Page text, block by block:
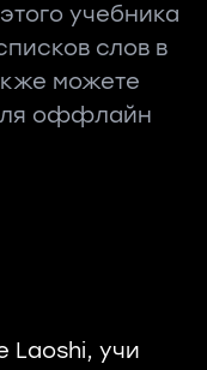
учебника
слов в
можете
оффлайн
Laoshi, учи